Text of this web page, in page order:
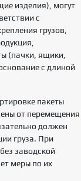
изделия), могут
с
грузов,
(пачки, ящики,
с длиной
пакеты
от перемещения
должен
груза. При
заводской
меры по их